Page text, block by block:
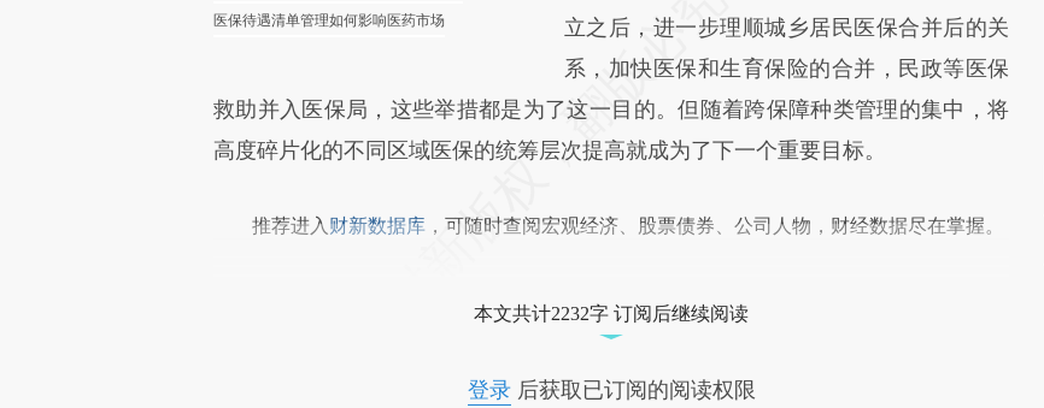
医保待遇清单管理如何影响医药市场
立之后，进一步理顺城乡居民医保合并后的关
系，加快医保和生育保险的合并，民政等医保
救助并入医保局，这些举措都是为了这一目的。但随着跨保障种类管理的集中，将
高度碎片化的不同区域医保的统筹层次提高就成为了下一个重要目标。
推荐进入 财新数据库 ，可随时查阅宏观经济、股票债券、公司人物，财经数据尽在掌握。
本文共计2232字 订阅后继续阅读
登录后获取已订阅的阅读权限